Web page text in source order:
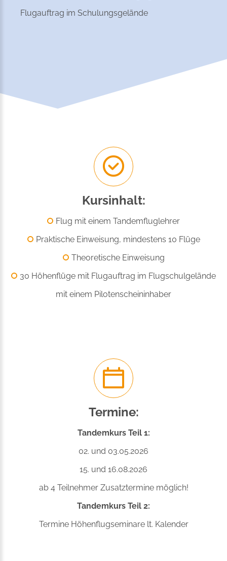
Flugauftrag im Schulungsgelände
Kursinhalt:
Flug mit einem Tandemfluglehrer
Praktische Einweisung, mindestens 10 Flüge
Theoretische Einweisung
30 Höhenflüge mit Flugauftrag im Flugschulgelände
mit einem Pilotenscheininhaber
Termine:
Tandemkurs Teil 1:
02. und 03.05.2026
15. und 16.08.2026
ab 4 Teilnehmer Zusatztermine möglich!
Tandemkurs Teil 2:
Termine Höhenflugseminare lt. Kalender